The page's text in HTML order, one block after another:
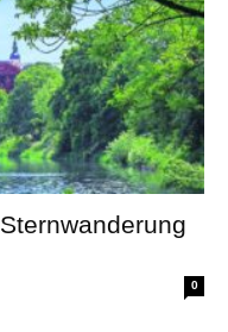
0